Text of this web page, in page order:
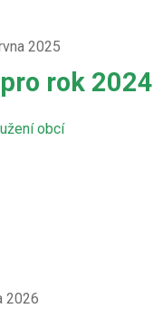
2025
rok 2024
obcí
2026